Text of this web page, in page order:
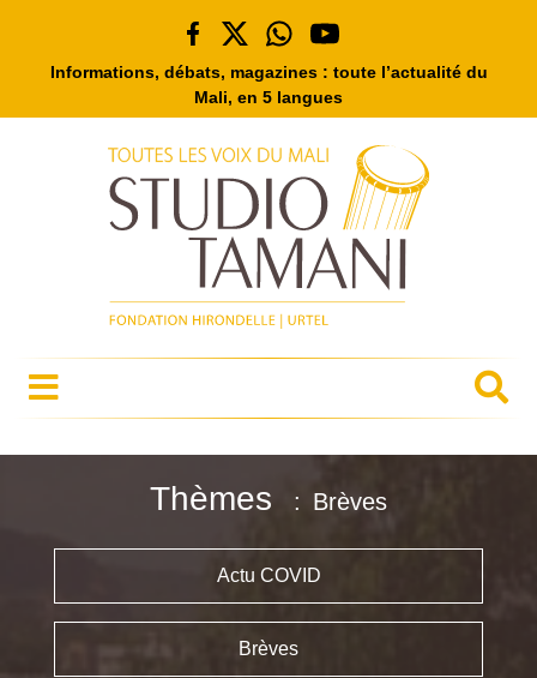
Informations, débats, magazines : toute l’actualité du
Mali, en 5 langues
Thèmes Brèves
Actu COVID
Brèves